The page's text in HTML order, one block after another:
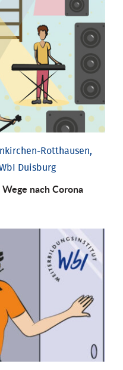
Rotthausen,
Duisburg
nach Corona